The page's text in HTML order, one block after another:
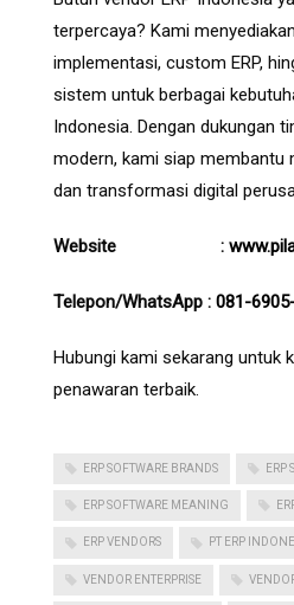
terpercaya? Kami
implementasi, custom ERP,
sistem untuk berbagai
Indonesia. Dengan dukungan
modern, kami siap membantu
dan transformasi digital
Website :
Telepon/WhatsApp : 081-
Hubungi kami sekarang untuk
penawaran terbaik.
ERP SOFTWARE BRANDS ERP
ERP SOFTWARE MEANING
ERP VENDORS PT ERP
VENDOR ENTERPRISE